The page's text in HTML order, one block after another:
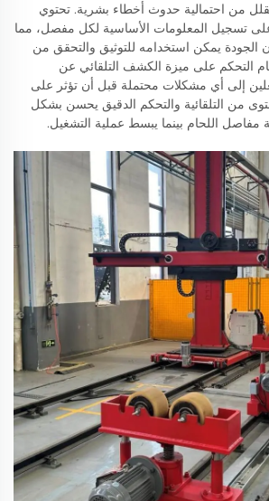
من احتمالية حدوث أخطاء بشرية. تحتوي
تسجيل المعلومات الأساسية لكل مفصل، مما
يمكن استخدامه للتوثيق والتحقق من
التحكم على ميزة الكشف التلقائي عن
إلى أي مشكلات محتملة قبل أن تؤثر على
من التلقائية والتحكم الدقيق يحسن بشكل
مفاصل اللحام بينما يبسط عملية التشغيل.